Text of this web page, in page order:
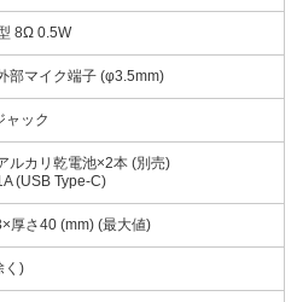
8Ω 0.5W
部マイク端子 (φ3.5mm)
ャック
ルカリ乾電池×2本 (別売)
(USB Type-C)
厚さ40 (mm) (最大値)
く)